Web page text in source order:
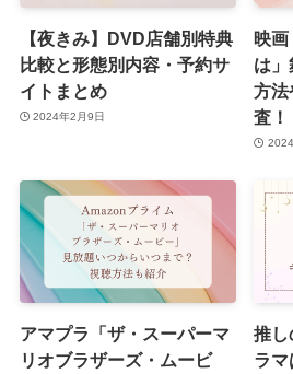
【夜きみ】DVD店舗別特典
比較と形態別内容・予約サ
イトまとめ
2024年2月9日
映
は
方法
査！
アマプラ「ザ・スーパーマ
リオブラザーズ・ムービ
推し
ラ